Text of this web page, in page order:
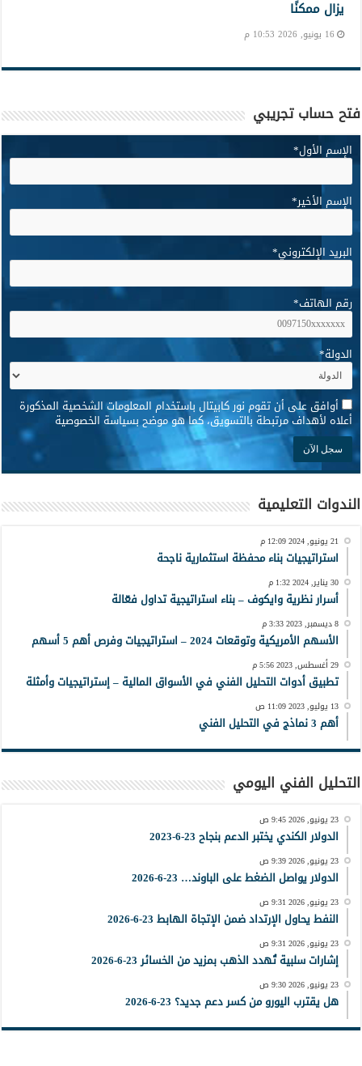
يزال ممكنًا
16 يونيو, 2026 10:53 م
فتح حساب تجريبي
الإسم الأول*
الإسم الأخير*
البريد الإلكتروني*
رقم الهاتف*
الدولة*
* أوافق على أن تقوم نور كابيتال باستخدام المعلومات الشخصية المذكورة
أعلاه لأهداف مرتبطة بالتسويق، كما هو موضح بسياسة الخصوصية
الندوات التعليمية
21 يونيو, 2024 12:09 م
استراتيجيات بناء محفظة استثمارية ناجحة
30 يناير, 2024 1:32 م
أسرار نظرية وايكوف – بناء استراتيجية تداول فعّالة
8 ديسمبر, 2023 3:33 م
الأسهم الأمريكية وتوقعات 2024 – استراتيجيات وفرص أهم 5 أسهم
29 أغسطس, 2023 5:56 م
تطبيق أدوات التحليل الفني في الأسواق المالية – إستراتيجيات وأمثلة
13 يوليو, 2023 11:09 ص
أهم 3 نماذج في التحليل الفني
التحليل الفني اليومي
23 يونيو, 2026 9:45 ص
الدولار الكندي يختبر الدعم بنجاح 23-6-2023
23 يونيو, 2026 9:39 ص
الدولار يواصل الضغط على الباوند… 23-6-2026
23 يونيو, 2026 9:31 ص
النفط يحاول الإرتداد ضمن الإتجاة الهابط 23-6-2026
23 يونيو, 2026 9:31 ص
إشارات سلبية تُهدد الذهب بمزيد من الخسائر 23-6-2026
23 يونيو, 2026 9:30 ص
هل يقترب اليورو من كسر دعم جديد؟ 23-6-2026